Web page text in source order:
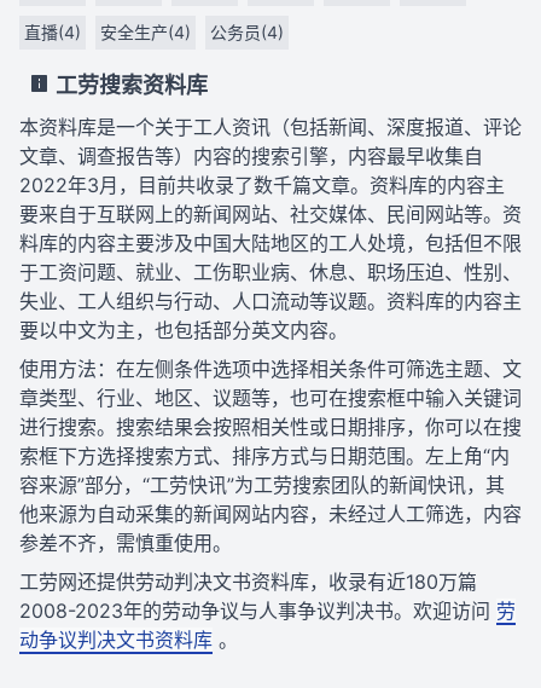
直播(4) 安全生产(4) 公务员(4)
工劳搜索资料库
本资料库是一个关于工人资讯（包括新闻、深度报道、评论
文章、调查报告等）内容的搜索引擎，内容最早收集自
2022年3月，目前共收录了数千篇文章。资料库的内容主
要来自于互联网上的新闻网站、社交媒体、民间网站等。资
料库的内容主要涉及中国大陆地区的工人处境，包括但不限
于工资问题、就业、工伤职业病、休息、职场压迫、性别、
失业、工人组织与行动、人口流动等议题。资料库的内容主
要以中文为主，也包括部分英文内容。
使用方法：在左侧条件选项中选择相关条件可筛选主题、文
章类型、行业、地区、议题等，也可在搜索框中输入关键词
进行搜索。搜索结果会按照相关性或日期排序，你可以在搜
索框下方选择搜索方式、排序方式与日期范围。左上角“内
容来源”部分，“工劳快讯”为工劳搜索团队的新闻快讯，其
他来源为自动采集的新闻网站内容，未经过人工筛选，内容
参差不齐，需慎重使用。
工劳网还提供劳动判决文书资料库，收录有近180万篇
2008-2023年的劳动争议与人事争议判决书。欢迎访问 劳
动争议判决文书资料库 。